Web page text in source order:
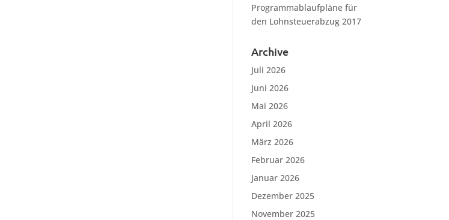
Programmablaufpläne für
den Lohnsteuerabzug 2017
Archive
Juli 2026
Juni 2026
Mai 2026
April 2026
März 2026
Februar 2026
Januar 2026
Dezember 2025
November 2025